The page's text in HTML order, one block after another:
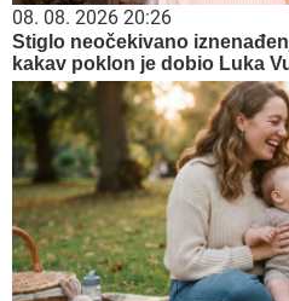
08. 08. 2026 20:26
Stiglo neočekivano
kakav poklon je dobio Luka